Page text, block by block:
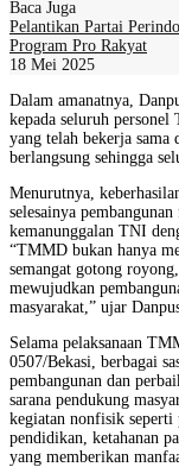
Baca Juga
Pelantikan Partai
Program Pro Rakyat
18 Mei 2025
Dalam amanatnya,
kepada seluruh
yang telah bekerja sama
berlangsung sehingga
Menurutnya,
selesainya
kemanunggalan TNI
“TMMD bukan hanya
semangat gotong
mewujudkan
masyarakat,” ujar
Selama pelaksanaan
0507/Bekasi, berbagai
pembangunan dan
sarana pendukung
kegiatan nonfisik seperti
pendidikan, ketahanan
yang memberikan